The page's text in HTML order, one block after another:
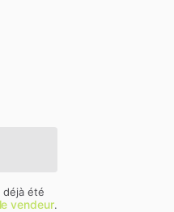
déjà été
vendeur.